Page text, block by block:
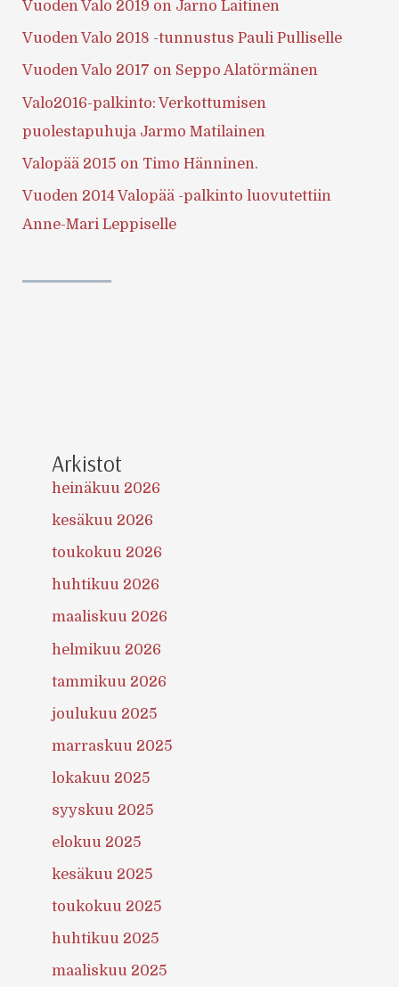
Vuoden Valo 2019 on Jarno Laitinen
Vuoden Valo 2018 -tunnustus Pauli Pulliselle
Vuoden Valo 2017 on Seppo Alatörmänen
Valo2016-palkinto: Verkottumisen
puolestapuhuja Jarmo Matilainen
Valopää 2015 on Timo Hänninen.
Vuoden 2014 Valopää -palkinto luovutettiin
Anne-Mari Leppiselle
Arkistot
heinäkuu 2026
kesäkuu 2026
toukokuu 2026
huhtikuu 2026
maaliskuu 2026
helmikuu 2026
tammikuu 2026
joulukuu 2025
marraskuu 2025
lokakuu 2025
syyskuu 2025
elokuu 2025
kesäkuu 2025
toukokuu 2025
huhtikuu 2025
maaliskuu 2025